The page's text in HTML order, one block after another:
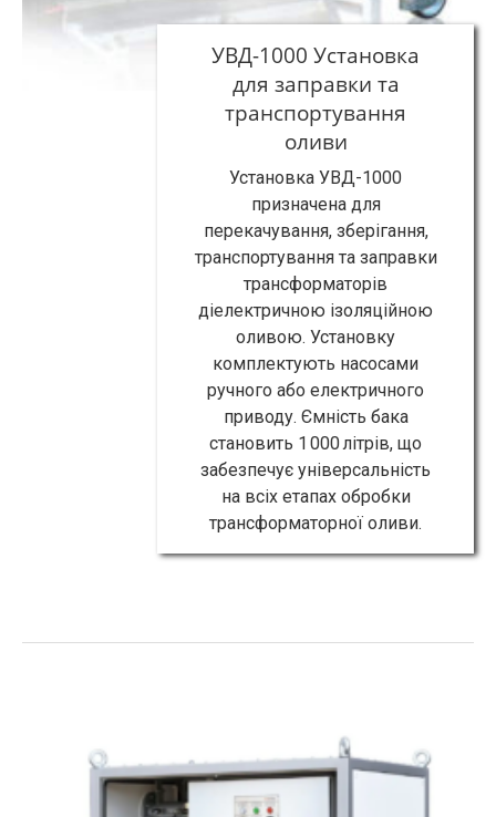
УВД-1000 Установка
для заправки та
транспортування
оливи
Установка УВД-1000
призначена для
перекачування, зберігання,
транспортування та заправки
трансформаторів
діелектричною ізоляційною
оливою. Установку
комплектують насосами
ручного або електричного
приводу. Ємність бака
становить 1 000 літрів, що
забезпечує універсальність
на всіх етапах обробки
трансформаторної оливи.